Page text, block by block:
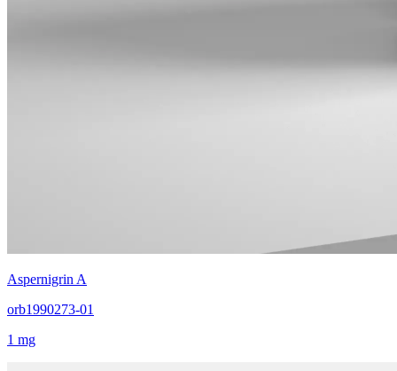
Aspernigrin A
orb1990273-01
1 mg